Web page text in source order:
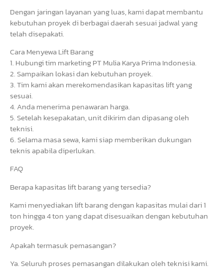
Dengan jaringan layanan yang luas, kami dapat membantu
kebutuhan proyek di berbagai daerah sesuai jadwal yang
telah disepakati.
Cara Menyewa Lift Barang
1. Hubungi tim marketing PT Mulia Karya Prima Indonesia.
2. Sampaikan lokasi dan kebutuhan proyek.
3. Tim kami akan merekomendasikan kapasitas lift yang
sesuai.
4. Anda menerima penawaran harga.
5. Setelah kesepakatan, unit dikirim dan dipasang oleh
teknisi.
6. Selama masa sewa, kami siap memberikan dukungan
teknis apabila diperlukan.
FAQ
Berapa kapasitas lift barang yang tersedia?
Kami menyediakan lift barang dengan kapasitas mulai dari 1
ton hingga 4 ton yang dapat disesuaikan dengan kebutuhan
proyek.
Apakah termasuk pemasangan?
Ya. Seluruh proses pemasangan dilakukan oleh teknisi kami.